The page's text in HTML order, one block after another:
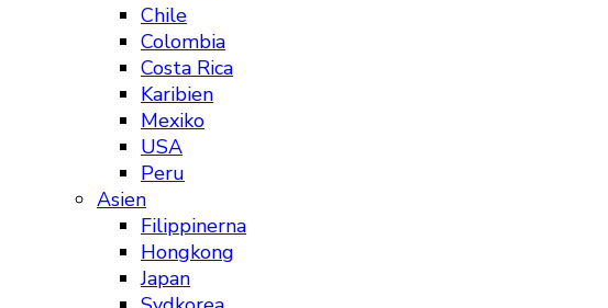
Chile
Colombia
Costa Rica
Karibien
Mexiko
USA
Peru
Asien
Filippinerna
Hongkong
Japan